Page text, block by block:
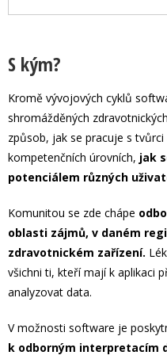
S kým?
Kromě vývojových cyklů
shromážděných
způsob, jak se pracuje s
kompetenčních úrovních, jak
potenciálem různých
Komunitou se zde chápe
oblasti zájmů, v daném
zdravotnickém zařízení.
všichni ti, kteří mají k aplikaci
analyzovat data.
V možnosti software je
k odborným interpretacím